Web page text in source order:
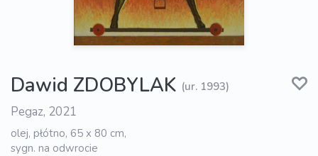
Dawid ZDOBYLAK (ur. 1993)
Pegaz, 2021
olej, płótno, 65 x 80 cm,
sygn. na odwrocie